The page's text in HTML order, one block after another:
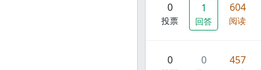
0
投票
1
回答
604
阅读
0 0 457